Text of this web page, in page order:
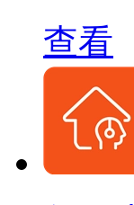
查看